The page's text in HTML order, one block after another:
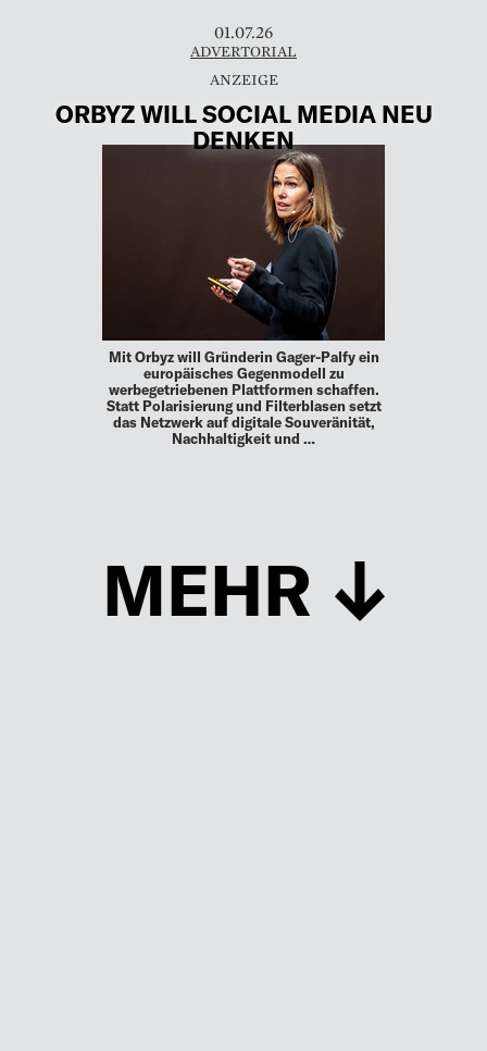
01.07.26
ADVERTORIAL
ORBYZ WILL SOCIAL MEDIA NEU
DENKEN
Mit Orbyz will Gründerin Gager-Palfy ein
europäisches Gegenmodell zu
werbegetriebenen Plattformen schaffen.
Statt Polarisierung und Filterblasen setzt
das Netzwerk auf digitale Souveränität,
Nachhaltigkeit und …
MEHR